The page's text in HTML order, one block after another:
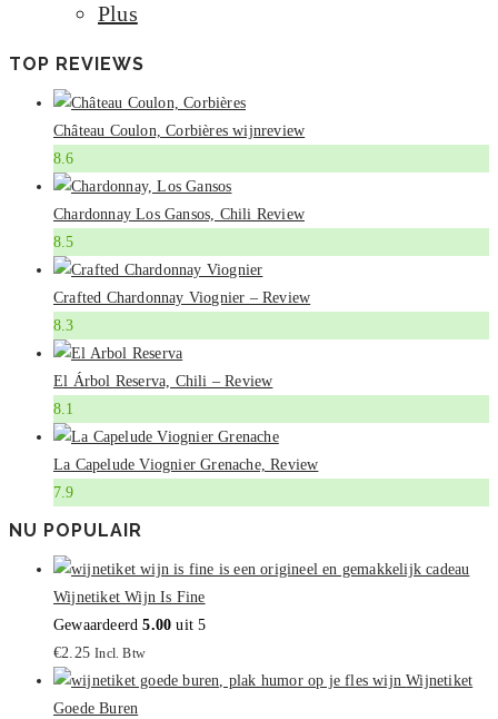
Plus
TOP REVIEWS
Château Coulon, Corbières wijnreview
8.6
Chardonnay Los Gansos, Chili Review
8.5
Crafted Chardonnay Viognier – Review
8.3
El Árbol Reserva, Chili – Review
8.1
La Capelude Viognier Grenache, Review
7.9
NU POPULAIR
Wijnetiket Wijn Is Fine
Gewaardeerd5.00 uit 5
€2.25 Incl. Btw
Wijnetiket
Goede Buren